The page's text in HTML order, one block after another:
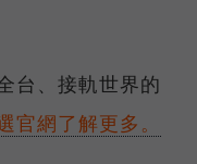
台、接軌世界的
官網了解更多。